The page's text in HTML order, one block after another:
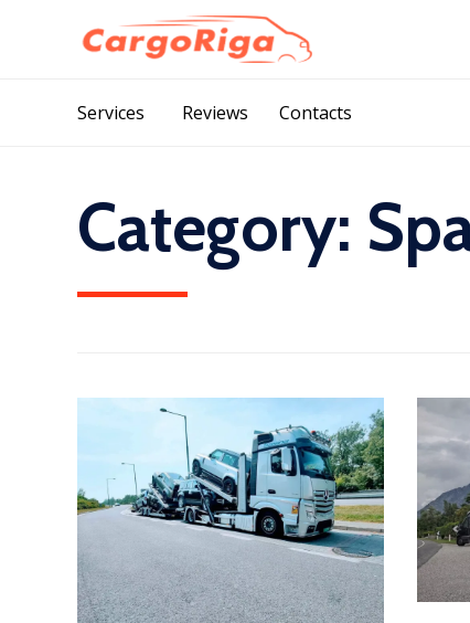
Services Reviews Contacts
Category: